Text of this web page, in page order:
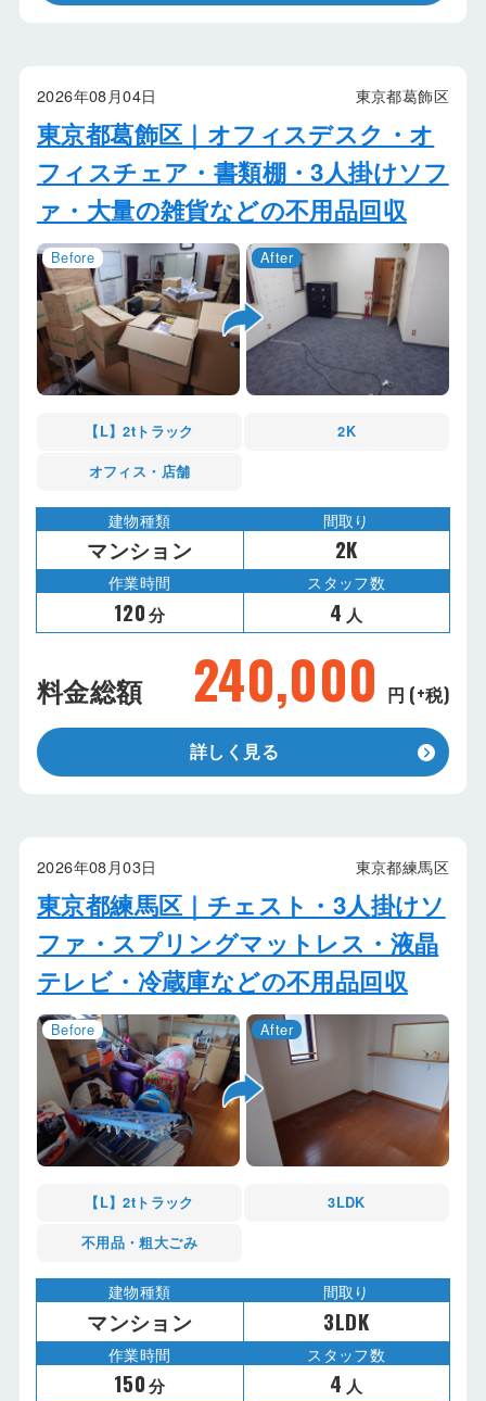
2026年08月04日 東京都葛飾区
東京都葛飾区｜オフィスデスク・オ
フィスチェア・書類棚・3人掛けソフ
ァ・大量の雑貨などの不用品回収
【L】2tトラック 2K
オフィス・店舗
建物種類
マンション
間取り
2K
作業時間
120分
スタッフ数
4 人
料金総額 240,000 円 (+税)
詳しく見る
2026年08月03日 東京都練馬区
東京都練馬区｜チェスト・3人掛けソ
ファ・スプリングマットレス・液晶
テレビ・冷蔵庫などの不用品回収
【L】2tトラック 3LDK
不用品・粗大ごみ
建物種類
マンション
間取り
3LDK
作業時間
150分
スタッフ数
4 人